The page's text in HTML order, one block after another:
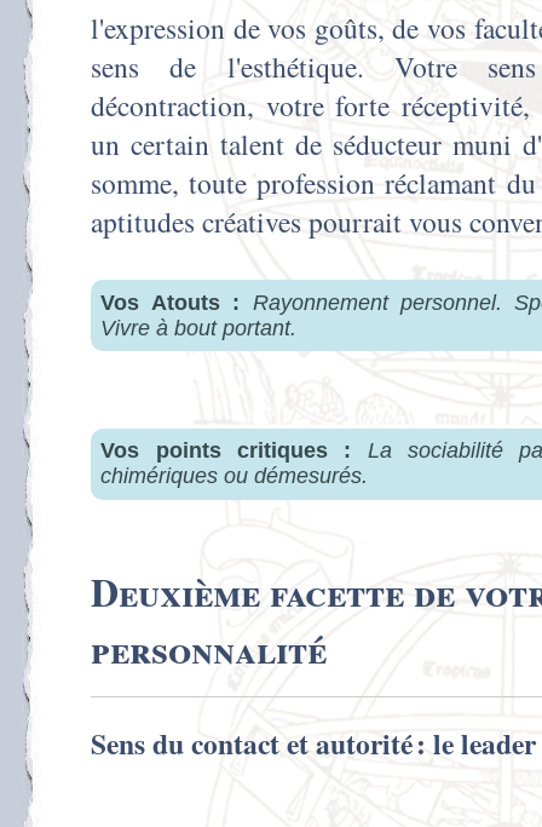
l'expression de vos goûts, de vos
sens de l'esthétique. Votre
décontraction, votre forte
un certain talent de séducteur muni
somme, toute profession réclamant
aptitudes créatives pourrait vous
Vos Atouts : Rayonnement personnel.
Vivre à bout portant.
Vos points critiques : La sociabilité
chimériques ou démesurés.
Deuxième facette de
personnalité
Sens du contact et autorité : le leader